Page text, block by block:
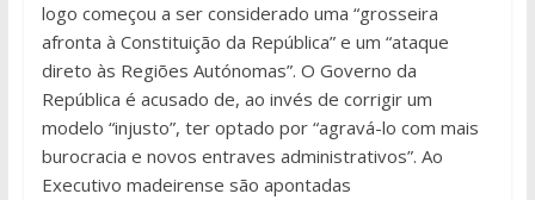
logo começou a ser considerado uma “grosseira
afronta à Constituição da República” e um “ataque
direto às Regiões Autónomas”. O Governo da
República é acusado de, ao invés de corrigir um
modelo “injusto”, ter optado por “agravá-lo com mais
burocracia e novos entraves administrativos”. Ao
Executivo madeirense são apontadas